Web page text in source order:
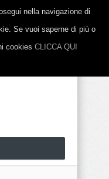
nella navigazione di
Se vuoi saperne di più o
cookies CLICCA QUI